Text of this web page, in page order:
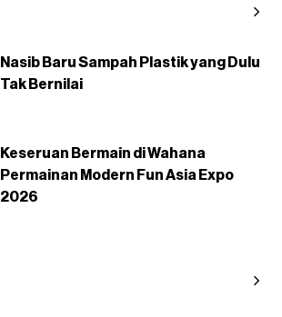
Nasib Baru Sampah Plastik yang Dulu
Tak Bernilai
Keseruan Bermain di Wahana
Permainan Modern Fun Asia Expo
2026